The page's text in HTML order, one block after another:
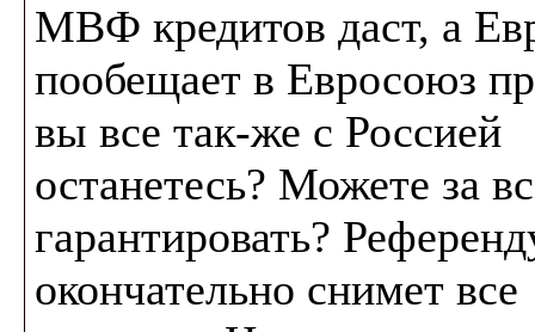
МВФ кредитов даст, а
пообещает в Евросоюз
вы все так-же с Россией
останетесь? Можете за
гарантировать?
окончательно снимет все